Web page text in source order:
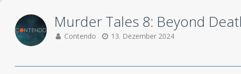
Murder Tales 8: Beyond
Contendo 13. Dezember 2024